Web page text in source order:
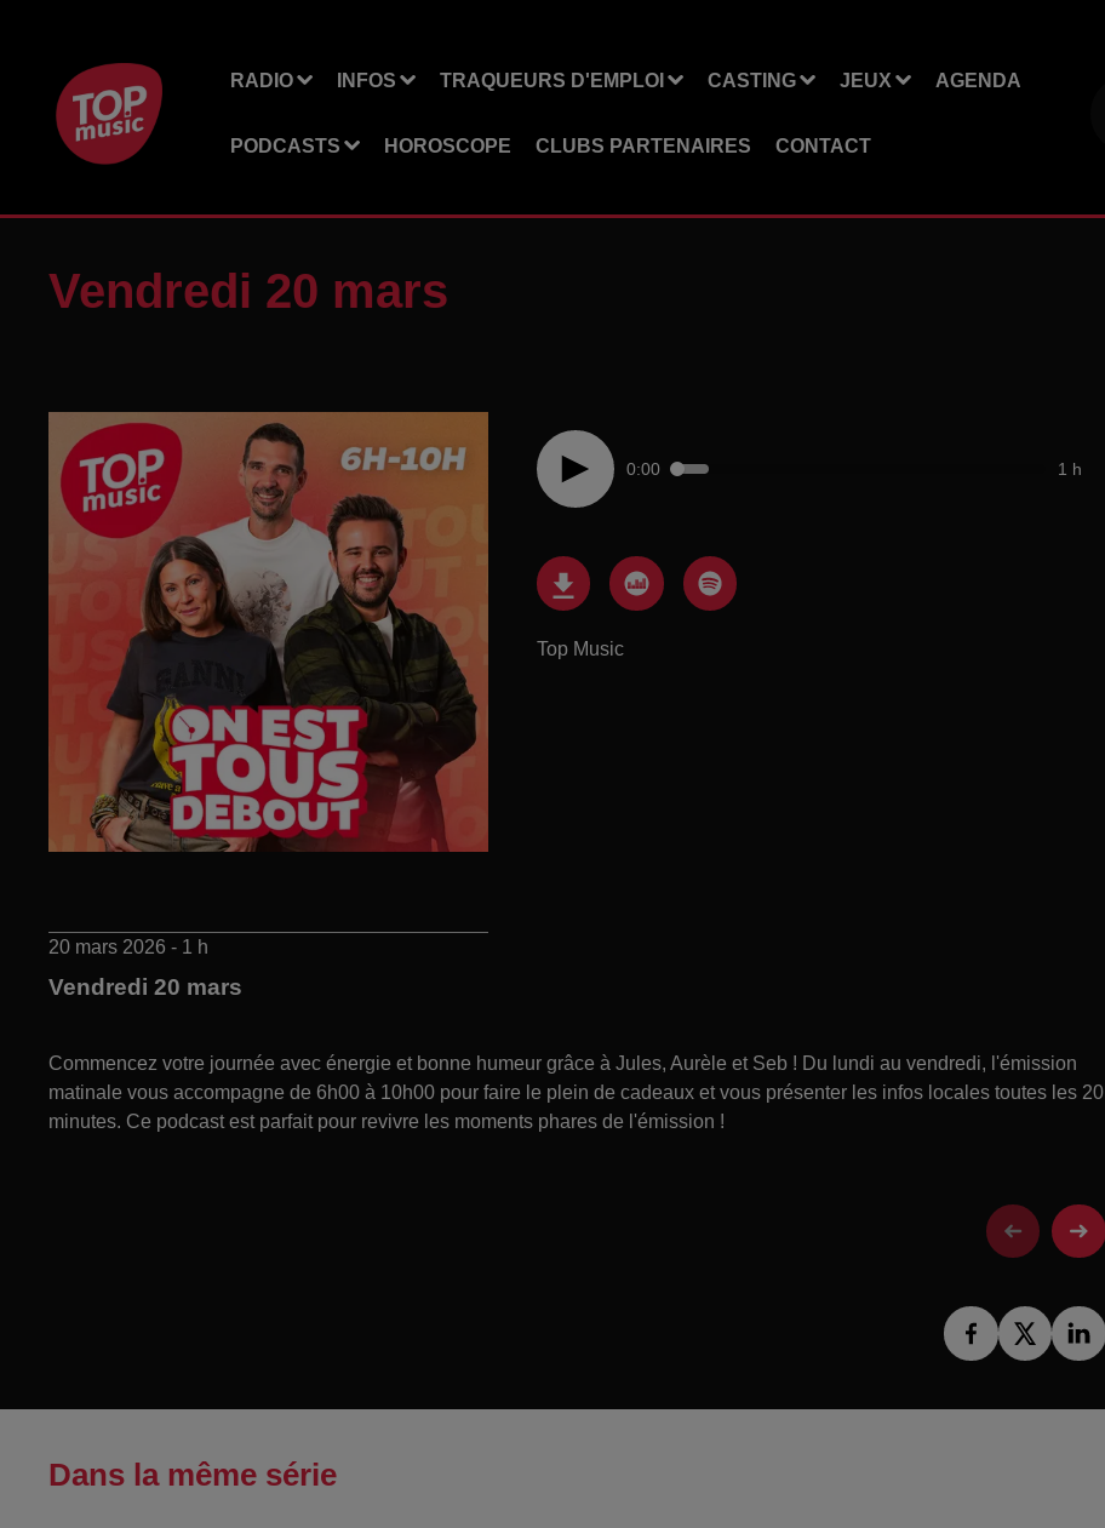
RADIO INFOS TRAQUEURS D'EMPLOI CASTING JEUX AGENDA
PODCASTS HOROSCOPE CLUBS PARTENAIRES CONTACT
Vendredi 20 mars
0:00 1 h
Top Music
20 mars 2026 - 1 h
Vendredi 20 mars
Commencez votre journée avec énergie et bonne humeur grâce à Jules, Aurèle et Seb ! Du lundi au vendredi, l'émission
matinale vous accompagne de 6h00 à 10h00 pour faire le plein de cadeaux et vous présenter les infos locales toutes les 20
minutes. Ce podcast est parfait pour revivre les moments phares de l'émission !
Dans la même série